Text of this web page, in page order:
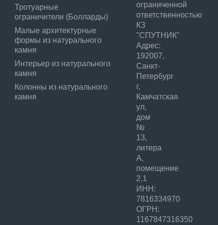
Тротуарные
ограничители (Болларды)
Малые архитектурные
формы из натурального
камня
Интерьер из натурального
камня
Колонны из натурального
камня
ограниченной
ответственностью
КЗ
"СПУТНИК"
Адрес:
192007,
Санкт-
Петербург
г,
Камчатская
ул,
дом
№
13,
литера
А,
помещение
2.1
ИНН:
7816334970
ОГРН:
1167847316350